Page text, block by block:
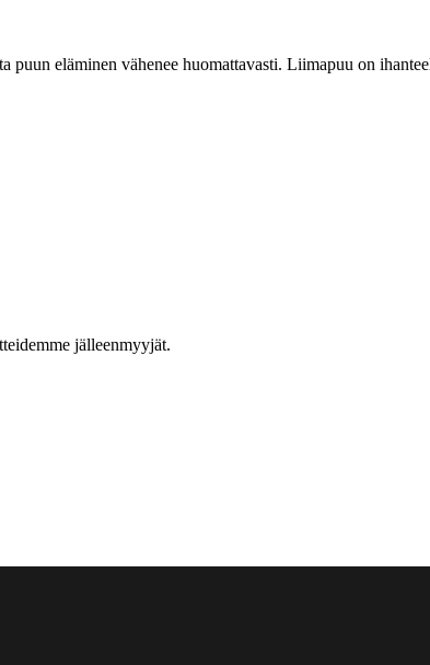
puun eläminen vähenee huomattavasti. Liimapuu on
jälleenmyyjät.